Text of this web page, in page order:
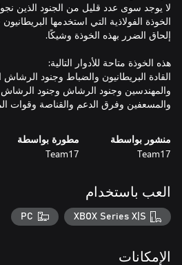
لا يوجد سوى عدد قليل من الجنود الذين
الخوذة الفولاذية التي استخدمها
القادة البريطانيون والضباط وجنود الرشاش
والمهندسين وجنود الرشاش وجنود الرشاش
والمسعفين وفرق الدعم والقناصة وقوات
منشور بواسطة
Team17
مطورة بواسطة
Team17
العب باستخدام
XBOX Series X|S
PC
الإمكانات